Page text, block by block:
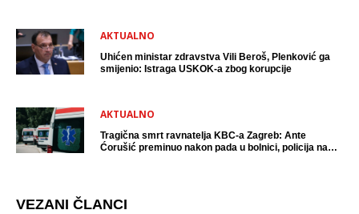
AKTUALNO
Uhićen ministar zdravstva Vili Beroš, Plenković ga
smijenio: Istraga USKOK-a zbog korupcije
AKTUALNO
Tragična smrt ravnatelja KBC-a Zagreb: Ante
Ćorušić preminuo nakon pada u bolnici, policija na
VEZANI ČLANCI